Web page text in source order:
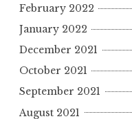
February 2022
January 2022
December 2021
October 2021
September 2021
August 2021